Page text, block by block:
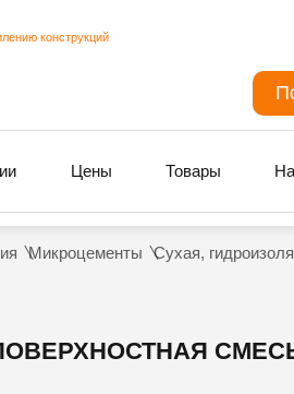
конструкций
Цены Товары
Микроцементы Сухая,